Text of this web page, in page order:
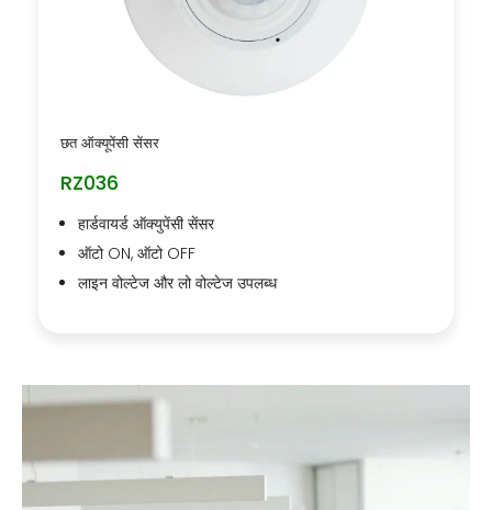
छत ऑक्यूपेंसी सेंसर
RZ036
हार्डवायर्ड ऑक्युपेंसी सेंसर
ऑटो ON, ऑटो OFF
लाइन वोल्टेज और लो वोल्टेज उपलब्ध